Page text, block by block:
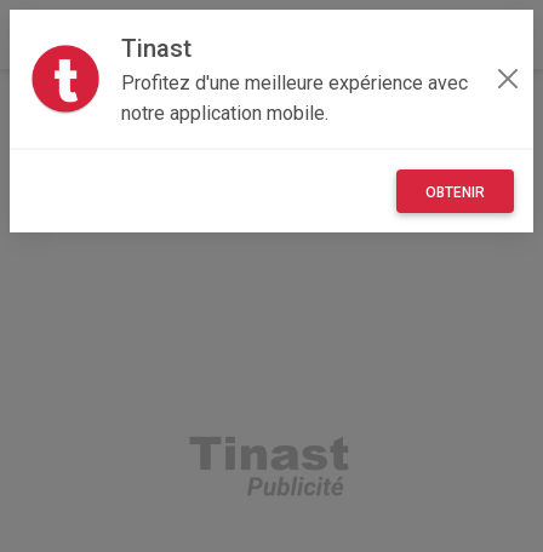
Tinast
Profitez d'une meilleure expérience avec
notre application mobile.
OBTENIR
Accueil Maisons et enfants
Auvergne-Rhône-Alpes